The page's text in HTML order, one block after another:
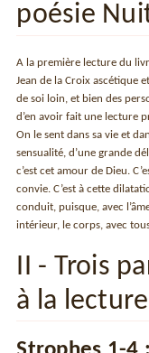
poésie
A la première lecture du
Jean de la Croix ascétique
de soi loin, et bien des
d’en avoir fait une lecture
On le sent dans sa vie et
sensualité, d’une grande
c’est cet amour de Dieu.
convie. C’est à cette
conduit, puisque, avec
intérieur, le corps, avec
II - Trois
à la